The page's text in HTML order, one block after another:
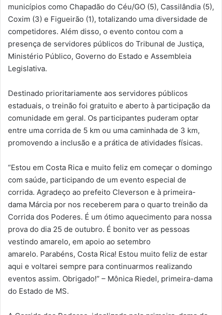
municípios como Chapadão do Céu/GO (5), Cassilândia (5),
Coxim (3) e Figueirão (1), totalizando uma diversidade de
competidores. Além disso, o evento contou com a
presença de servidores públicos do Tribunal de Justiça,
Ministério Público, Governo do Estado e Assembleia
Legislativa.
Destinado prioritariamente aos servidores públicos
estaduais, o treinão foi gratuito e aberto à participação da
comunidade em geral. Os participantes puderam optar
entre uma corrida de 5 km ou uma caminhada de 3 km,
promovendo a inclusão e a prática de atividades físicas.
“Estou em Costa Rica e muito feliz em começar o domingo
com saúde, participando de um evento especial de
corrida. Agradeço ao prefeito Cleverson e à primeira-
dama Márcia por nos receberem para o quarto treinão da
Corrida dos Poderes. É um ótimo aquecimento para nossa
prova do dia 25 de outubro. É bonito ver as pessoas
vestindo amarelo, em apoio ao setembro
amarelo. Parabéns, Costa Rica! Estou muito feliz de estar
aqui e voltarei sempre para continuarmos realizando
eventos assim. Obrigado!” – Mônica Riedel, primeira-dama
do Estado de MS.